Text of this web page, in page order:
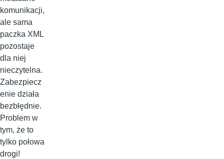
komunikacji,
ale sama
paczka XML
pozostaje
dla niej
nieczytelna.
Zabezpiecz
enie działa
bezbłędnie.
Problem w
tym, że to
tylko połowa
drogi!